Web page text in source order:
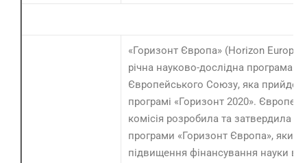
«Горизонт Європа» (Horizon Europe)
річна науково-дослідна програма
Європейського Союзу, яка прийде
програмі «Горизонт 2020».
комісія розробила та затвердила
програми «Горизонт Європа», який
підвищення фінансування науки в